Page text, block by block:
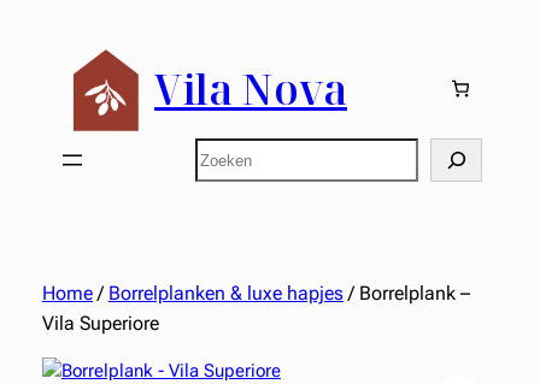
Vila Nova
Zoeken
Home/ Borrelplanken & luxe hapjes/ Borrelplank –
Vila Superiore